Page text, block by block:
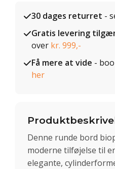
30 dages returret -
Gratis levering
over kr. 999,-
Få mere at vide -
her
Denne runde bord
moderne tilføjelse til
elegante,